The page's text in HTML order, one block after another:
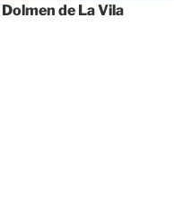
Dolmen de La Vila